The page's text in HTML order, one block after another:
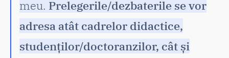
meu. Prelegerile/dezbaterile se vor
adresa atât cadrelor didactice,
studenților/doctoranzilor, cât și